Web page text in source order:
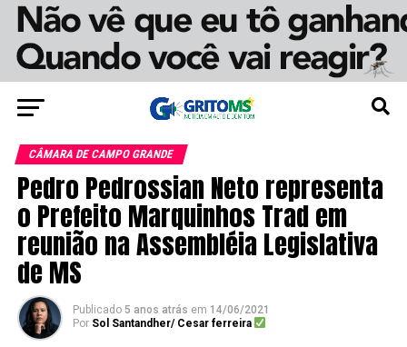
CÂMARA DE CAMPO GRANDE
Pedro Pedrossian Neto representa
o Prefeito Marquinhos Trad em
reunião na Assembléia Legislativa
de MS
Publicado 5 anos atrás em 14/06/2021
Por Sol Santandher/ Cesar ferreira